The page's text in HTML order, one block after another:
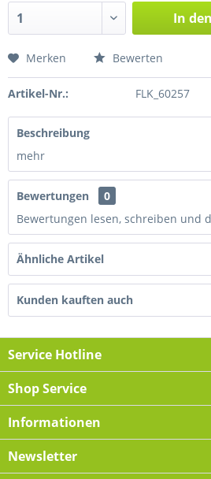
In den
Merken Bewerten
Artikel-Nr.: FLK_60257
Beschreibung
mehr
Bewertungen
0
Bewertungen lesen, schreiben und
Ähnliche Artikel
Kunden kauften auch
Service Hotline
Shop Service
Informationen
Newsletter